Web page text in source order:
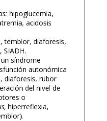
hipoglucemia,
acidosis
temblor, diaforesis,
SIADH.
síndrome
autonómica
diaforesis, rubor
del nivel de
o
hiperreflexia,